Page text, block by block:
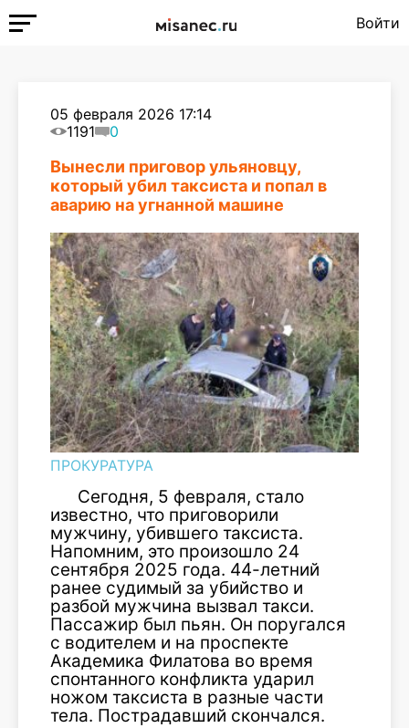
Войти
05 февраля 2026 17:14
1191
0
Вынесли приговор ульяновцу,
который убил таксиста и попал в
аварию на угнанной машине
ПРОКУРАТУРА
Сегодня, 5 февраля, стало
известно, что приговорили
мужчину, убившего таксиста.
Напомним, это произошло 24
сентября 2025 года. 44-летний
ранее судимый за убийство и
разбой мужчина вызвал такси.
Пассажир был пьян. Он поругался
с водителем и на проспекте
Академика Филатова во время
спонтанного конфликта ударил
ножом таксиста в разные части
тела. Пострадавший скончался.